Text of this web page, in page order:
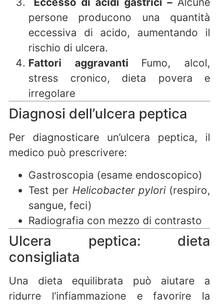
persone producono una quantità
eccessiva di acido, aumentando il
rischio di ulcera.
Fattori aggravanti Fumo, alcol,
stress cronico, dieta povera e
irregolare
Diagnosi dell’ulcera peptica
Per diagnosticare un’ulcera peptica, il
medico può prescrivere:
Gastroscopia (esame endoscopico)
Test per Helicobacter pylori(respiro,
sangue, feci)
Radiografia con mezzo di contrasto
Ulcera peptica: dieta
consigliata
Una dieta equilibrata può aiutare a
ridurre l’infiammazione e favorire la